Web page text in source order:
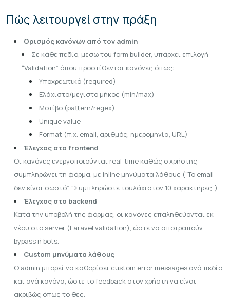
Πώς λειτουργεί στην πράξη
Ορισμός κανόνων από τον admin
Σε κάθε πεδίο, μέσω του form builder, υπάρχει επιλογή
“Validation” όπου προστίθενται κανόνες όπως:
Υποχρεωτικό (required)
Ελάχιστο/μέγιστο μήκος (min/max)
Μοτίβο (pattern/regex)
Unique value
Format (π.χ. email, αριθμός, ημερομηνία, URL)
Έλεγχος στο frontend
Οι κανόνες ενεργοποιούνται real-time καθώς ο χρήστης
συμπληρώνει τη φόρμα, με inline μηνύματα λάθους (“Το email
δεν είναι σωστό”, “Συμπληρώστε τουλάχιστον 10 χαρακτήρες”).
Έλεγχος στο backend
Κατά την υποβολή της φόρμας, οι κανόνες επαληθεύονται εκ
νέου στο server (Laravel validation), ώστε να αποτραπούν
bypass ή bots.
Custom μηνύματα λάθους
Ο admin μπορεί να καθορίσει custom error messages ανά πεδίο
και ανά κανόνα, ώστε το feedback στον χρήστη να είναι
ακριβώς όπως το θες.